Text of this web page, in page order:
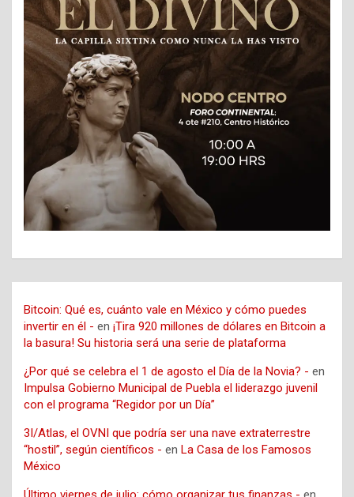
Bitcoin: Qué es, cuánto vale en México y cómo puedes
invertir en él - en ¡Tira 920 millones de dólares en Bitcoin a
la basura! Su historia será una serie de plataforma
¿Por qué se celebra el 1 de agosto el Día de la Novia? - en
Impulsa Gobierno Municipal de Puebla el liderazgo juvenil
con el programa “Regidor por un Día”
3I/Atlas, el OVNI que podría ser una nave extraterrestre
“hostil”, según científicos - en La Casa de los Famosos
México